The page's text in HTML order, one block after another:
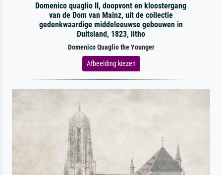
Domenico quaglio II, doopvont en kloostergang
van de Dom van Mainz, uit de collectie
gedenkwaardige middeleeuwse gebouwen in
Duitsland, 1823, litho
Domenico Quaglio the Younger
Afbeelding kiezen